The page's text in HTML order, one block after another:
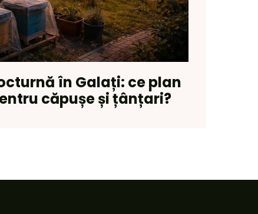
în Galați: ce plan
căpușe și țânțari?